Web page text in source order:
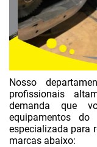
COMPRESSORES
COMPRESSORES
COMPRESSORES
COMPRESSORES
COMPRESSORES
COMPRESSORES
COMPRESSORES
Nosso
profissionais
demanda que
equipamentos do
especializada para
marcas abaixo: